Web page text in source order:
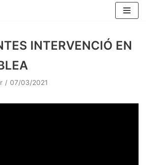
INTERVENCIÓ EN
07/03/2021